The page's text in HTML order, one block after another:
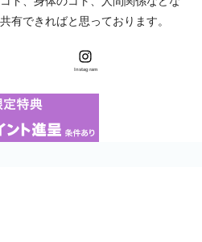
有できればと思っております。
Instagram